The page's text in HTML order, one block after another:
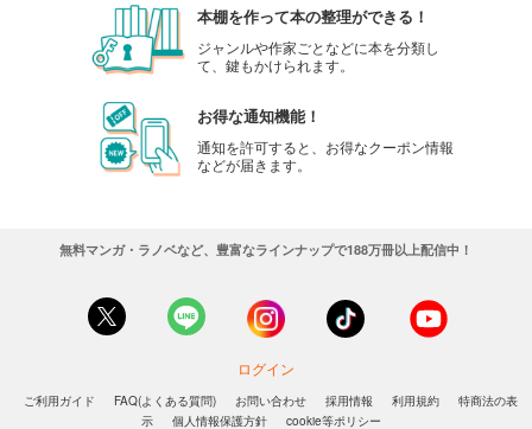
本棚を作って本の整理ができる！
ジャンルや作家ごとなどに本を分類し
て、鍵もかけられます。
お得な通知機能！
通知を許可すると、お得なクーポン情報
などが届きます。
無料マンガ・ラノベなど、豊富なラインナップで188万冊以上配信中！
ログイン
ご利用ガイド FAQ(よくある質問) お問い合わせ 採用情報 利用規約
特商法の表
示
個人情報保護方針 cookie等ポリシー